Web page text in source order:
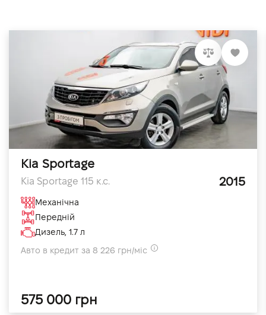
Kia Sportage
Kia Sportage 115 к.с. 2015
Механічна
Передній
Дизель, 1.7 л
Авто в кредит за 8 226 грн/міс
575 000 грн